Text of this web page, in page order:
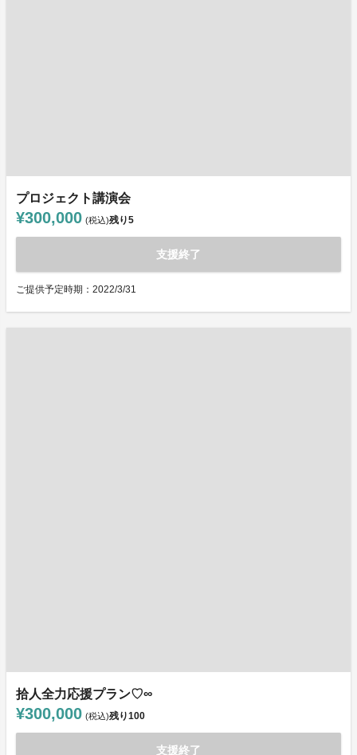
プロジェクト講演会
¥300,000 (税込)残り5
支援終了
ご提供予定時期：2022/3/31
拾人全力応援プラン♡∞
¥300,000 (税込)残り100
支援終了